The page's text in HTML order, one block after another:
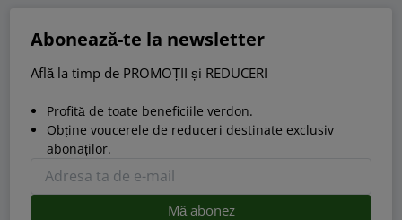
Abonează-te la newsletter
Află la timp de PROMOȚII și REDUCERI
Profită de toate beneficiile verdon.
Obține voucerele de reduceri destinate exclusiv
abonaților.